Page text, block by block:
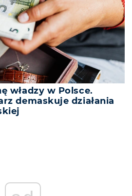
władzy w Polsce.
demaskuje działania